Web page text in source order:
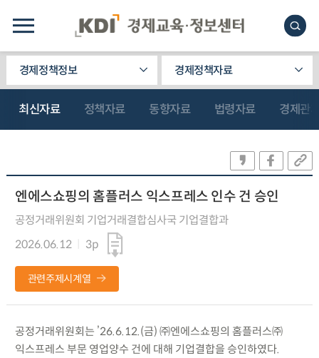
경제정책정보 경제정책자료
최신자료 정책자료 동향자료 법령자료 경제관
엔에스쇼핑의 홈플러스 익스프레스 인수 건 승인
공정거래위원회 기업거래결합심사국 기업결합과
2026.06.12
3p
관련주제시계열
공정거래위원회는 ’26.6.12.(금) ㈜엔에스쇼핑의 홈플러스㈜
익스프레스 부문 영업양수 건에 대해 기업결합을 승인하였다.